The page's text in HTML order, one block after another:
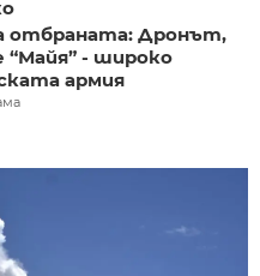
отбраната: Дронът,
“Майя” - широко
армия